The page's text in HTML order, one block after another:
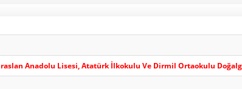
Anadolu Lisesi, Atatürk İlkokulu Ve Dirmil Ortaokulu